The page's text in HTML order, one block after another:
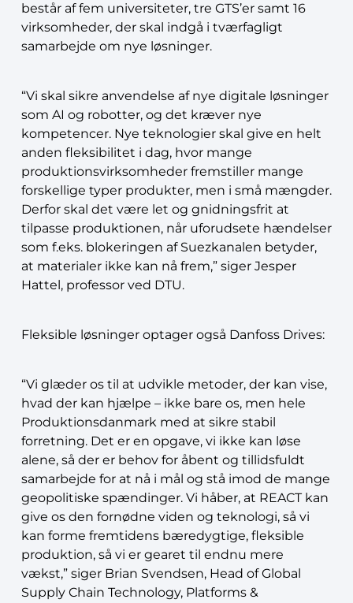
består af fem universiteter, tre GTS’er samt 16
virksomheder, der skal indgå i tværfagligt
samarbejde om nye løsninger.
“Vi skal sikre anvendelse af nye digitale løsninger
som AI og robotter, og det kræver nye
kompetencer. Nye teknologier skal give en helt
anden fleksibilitet i dag, hvor mange
produktionsvirksomheder fremstiller mange
forskellige typer produkter, men i små mængder.
Derfor skal det være let og gnidningsfrit at
tilpasse produktionen, når uforudsete hændelser
som f.eks. blokeringen af Suezkanalen betyder,
at materialer ikke kan nå frem,” siger Jesper
Hattel, professor ved DTU.
Fleksible løsninger optager også Danfoss Drives:
“Vi glæder os til at udvikle metoder, der kan vise,
hvad der kan hjælpe – ikke bare os, men hele
Produktionsdanmark med at sikre stabil
forretning. Det er en opgave, vi ikke kan løse
alene, så der er behov for åbent og tillidsfuldt
samarbejde for at nå i mål og stå imod de mange
geopolitiske spændinger. Vi håber, at REACT kan
give os den fornødne viden og teknologi, så vi
kan forme fremtidens bæredygtige, fleksible
produktion, så vi er gearet til endnu mere
vækst,” siger Brian Svendsen, Head of Global
Supply Chain Technology, Platforms &